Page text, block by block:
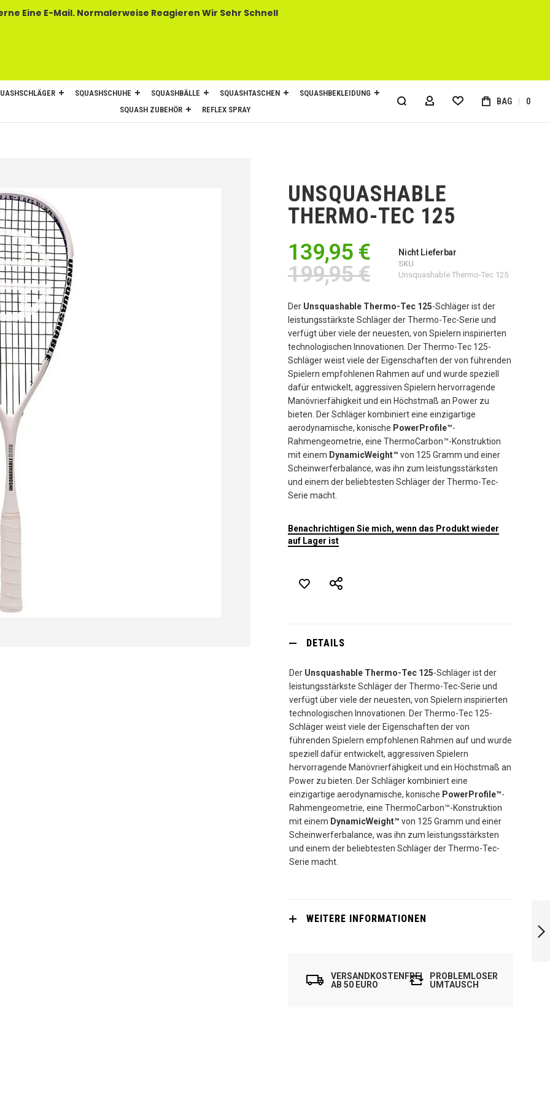
Mail. Normalerweise Reagieren Wir Sehr Schnell
SQUASHSCHUHE SQUASHBÄLLE SQUASHTASCHEN
SQUASHBEKLEIDUNG
SQUASH ZUBEHÖR
REFLEX SPRAY MY ACCOUNT BAG 0
UNSQUASHABLE
THERMO-TEC 125
139,95 €
199,95 €
Nicht Lieferbar
SKU
Unsquashable Thermo-Tec 125
Der Unsquashable Thermo-Tec 125-Schläger ist der
leistungsstärkste Schläger der Thermo-Tec-Serie und
verfügt über viele der neuesten, von Spielern inspirierten
technologischen Innovationen. Der Thermo-Tec 125-
Schläger weist viele der Eigenschaften der von führenden
Spielern empfohlenen Rahmen auf und wurde speziell
dafür entwickelt, aggressiven Spielern hervorragende
Manövrierfähigkeit und ein Höchstmaß an Power zu
bieten. Der Schläger kombiniert eine einzigartige
aerodynamische, konische PowerProfile™-
Rahmengeometrie, eine ThermoCarbon™-Konstruktion
mit einem DynamicWeight™ von 125 Gramm und einer
Scheinwerferbalance, was ihn zum leistungsstärksten
und einem der beliebtesten Schläger der Thermo-Tec-
Serie macht.
Benachrichtigen Sie mich, wenn das Produkt wieder
auf Lager ist
DETAILS
Der Unsquashable Thermo-Tec 125-Schläger ist der
leistungsstärkste Schläger der Thermo-Tec-Serie und
verfügt über viele der neuesten, von Spielern inspirierten
technologischen Innovationen. Der Thermo-Tec 125-
Schläger weist viele der Eigenschaften der von
führenden Spielern empfohlenen Rahmen auf und wurde
speziell dafür entwickelt, aggressiven Spielern
hervorragende Manövrierfähigkeit und ein Höchstmaß an
Power zu bieten. Der Schläger kombiniert eine
einzigartige aerodynamische, konische PowerProfile™-
Rahmengeometrie, eine ThermoCarbon™-Konstruktion
mit einem DynamicWeight™ von 125 Gramm und einer
Scheinwerferbalance, was ihn zum leistungsstärksten
und einem der beliebtesten Schläger der Thermo-Tec-
Serie macht.
WEITERE INFORMATIONEN
VERSANDKOSTENFREI
AB 50 EURO
PROBLEMLOSER
UMTAUSCH